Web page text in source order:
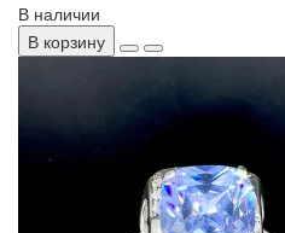
В наличии
В корзину